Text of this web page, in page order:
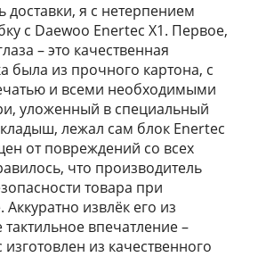
доставки, я с нетерпением
с Daewoo Enertec X1. Первое,
– это качественная
была из прочного картона, с
и всеми необходимыми
уложенный в специальный
лежал сам блок Enertec
от повреждений со всех
что производитель
товара при
извлёк его из
впечатление –
из качественного